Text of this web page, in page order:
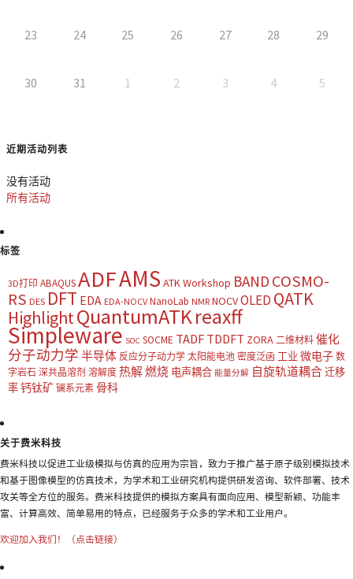
23 24 25 26 27 28 29
30 31 1 2 3 4 5
近期活动列表
没有活动
所有活动
标签
3D打印 ABAQUSADFAMS ATK Workshop BAND COSMO-
RS DES DFT EDA EDA-NOCV NanoLab NMR NOCVOLED QATK
HighlightQuantumATKreaxff
Simpleware SOC SOCME TADF TDDFT ZORA 二维材料 催化
分子动力学 半导体 反应分子动力学 太阳能电池 密度泛函 工业 微电子 数
字岩石 深共晶溶剂 溶解度 热解燃烧 电声耦合 能量分解 自旋轨道耦合迁移
率钙钛矿 镧系元素 骨科
关于费米科技
费米科技以促进工业级模拟与仿真的应用为宗旨，致力于推广基于原子级别模拟技术
和基于图像模型的仿真技术，为学术和工业研究机构提供研发咨询、软件部署、技术
攻关等全方位的服务。费米科技提供的模拟方案具有面向应用、模型新颖、功能丰
富、计算高效、简单易用的特点，已经服务于众多的学术和工业用户。
欢迎加入我们！（点击链接）